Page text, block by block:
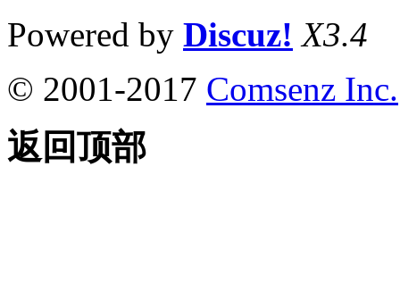
Powered by Discuz! X3.4
© 2001-2017 Comsenz Inc.
返回顶部